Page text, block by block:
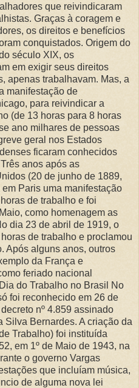
que reivindicaram
Graças à coragem e
os direitos e benefícios
conquistados. Origem do
século XIX, os
em exigir seus direitos
apenas trabalhavam. Mas, a
manifestação de
para reivindicar a
(de 13 horas para 8 horas
ano milhares de pessoas
geral nos Estados
ficaram conhecidos
anos após as
(20 de junho de 1889,
Paris uma manifestação
de trabalho e foi
como homenagem as
dia 23 de abril de 1919, o
de trabalho e proclamou
Após alguns anos, outros
da França e
feriado nacional
do Trabalho no Brasil No
foi reconhecido em 26 de
nº 4.859 assinado
Silva Bernardes. A criação da
Trabalho) foi instituída
em 1º de Maio de 1943, na
o governo Vargas
que incluíam música,
de alguma nova lei